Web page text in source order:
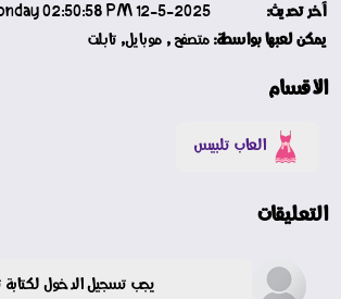
آخر تحديث:
12-5-2025 Monday 02:50:58 PM
يمكن لعبها بواسطة:متصفح , موبايل, تابلت
الأقسام
العاب تلبيس
التعليقات
يجب تسجيل الدخول لكتابة